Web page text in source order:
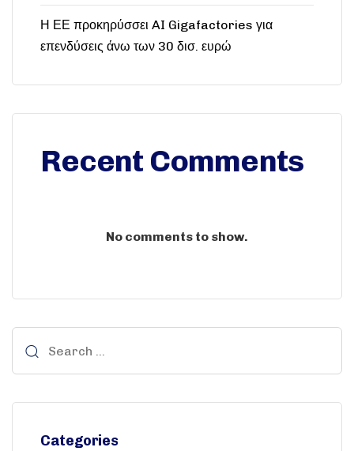
Η ΕΕ προκηρύσσει AI Gigafactories για
επενδύσεις άνω των 30 δισ. ευρώ
Recent Comments
No comments to show.
Categories